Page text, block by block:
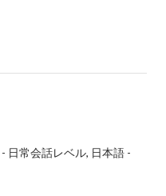
- 日常会話レベル 日本語 -